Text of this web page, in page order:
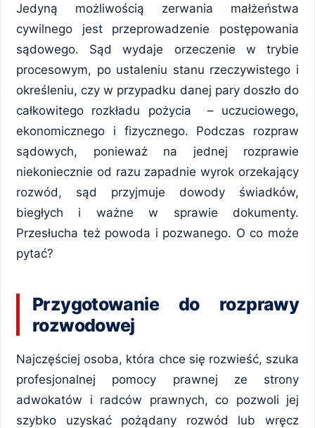
Jedyną możliwością zerwania małżeństwa
cywilnego jest przeprowadzenie postępowania
sądowego. Sąd wydaje orzeczenie w trybie
procesowym, po ustaleniu stanu rzeczywistego i
określeniu, czy w przypadku danej pary doszło do
całkowitego rozkładu pożycia – uczuciowego,
ekonomicznego i fizycznego. Podczas rozpraw
sądowych, ponieważ na jednej rozprawie
niekoniecznie od razu zapadnie wyrok orzekający
rozwód, sąd przyjmuje dowody świadków,
biegłych i ważne w sprawie dokumenty.
Przesłucha też powoda i pozwanego. O co może
pytać?
Przygotowanie do rozprawy
rozwodowej
Najczęściej osoba, która chce się rozwieść, szuka
profesjonalnej pomocy prawnej ze strony
adwokatów i radców prawnych, co pozwoli jej
szybko uzyskać pożądany rozwód lub wręcz